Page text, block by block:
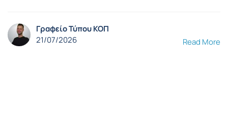
Γραφείο Τύπου ΚΟΠ
21/07/2026
Read More